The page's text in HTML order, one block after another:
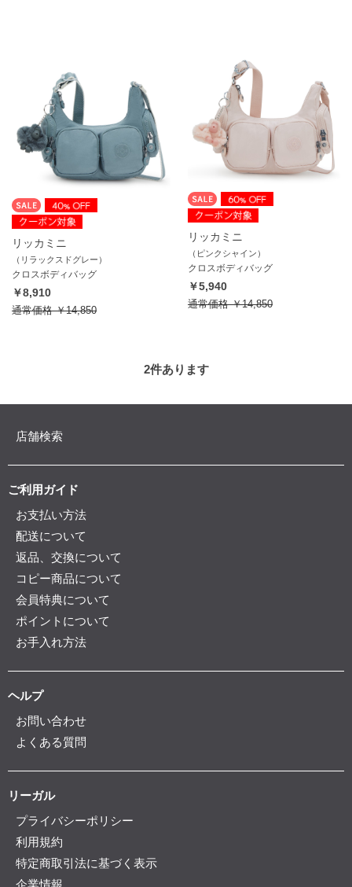
リッカミニ
（リラックスドグレー）
クロスボディバッグ
￥8,910
通常価格￥14,850
リッカミニ
（ピンクシャイン）
クロスボディバッグ
￥5,940
通常価格￥14,850
2件あります
店舗検索
ご利用ガイド
お支払い方法
配送について
返品、交換について
コピー商品について
会員特典について
ポイントについて
お手入れ方法
ヘルプ
お問い合わせ
よくある質問
リーガル
プライバシーポリシー
利用規約
特定商取引法に基づく表示